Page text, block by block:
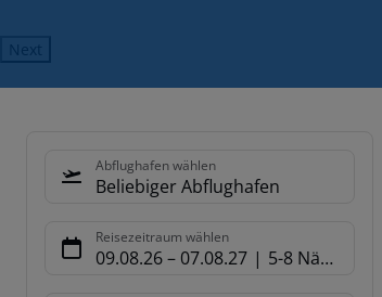
Next
Abflughafen wählen
Beliebiger Abflughafen
Reisezeitraum wählen
09.08.26– 07.08.27 5-8 Nächte